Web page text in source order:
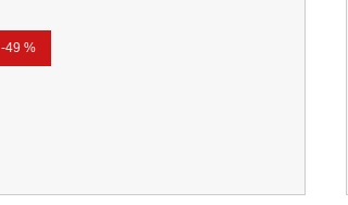
-49 %